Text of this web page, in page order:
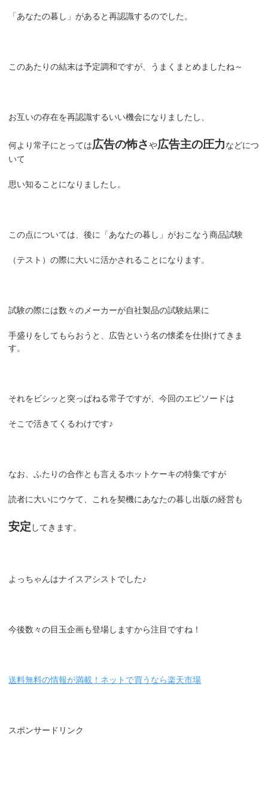
「あなたの暮し」があると再認識するのでした。
このあたりの結末は予定調和ですが、うまくまとめましたね～
お互いの存在を再認識するいい機会になりましたし、
何より常子にとっては広告の怖さや広告主の圧力などにつ
いて
思い知ることになりましたし。
この点については、後に「あなたの暮し」がおこなう商品試験
（テスト）の際に大いに活かされることになります。
試験の際には数々のメーカーが自社製品の試験結果に
手盛りをしてもらおうと、広告という名の懐柔を仕掛けてきま
す。
それをビシッと突っぱねる常子ですが、今回のエピソードは
そこで活きてくるわけです♪
なお、ふたりの合作とも言えるホットケーキの特集ですが
読者に大いにウケて、これを契機にあなたの暮し出版の経営も
安定 してきます。
よっちゃんはナイスアシストでした♪
今後数々の目玉企画も登場しますから注目ですね！
送料無料の情報が満載！ネットで買うなら楽天市場
スポンサードリンク